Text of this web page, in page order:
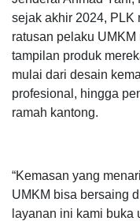
sejak akhir 2024, PLK
ratusan pelaku
tampilan produk
mulai dari desain
profesional, hingga
ramah kantong.
“Kemasan yang
UMKM bisa bersaing
layanan ini kami buka